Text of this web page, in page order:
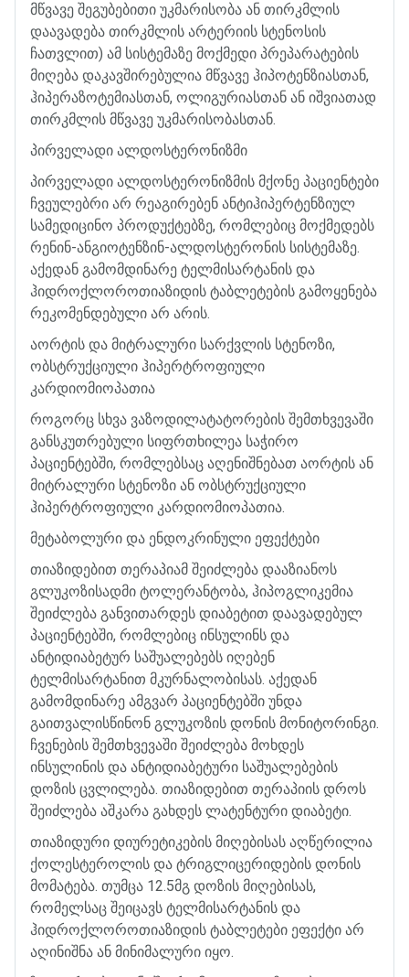
მწვავე შეგუბებითი უკმარისობა ან თირკმლის
დაავადება თირკმლის არტერიის სტენოსის
ჩათვლით) ამ სისტემაზე მოქმედი პრეპარატების
მიღება დაკავშირებულია მწვავე ჰიპოტენზიასთან,
ჰიპერაზოტემიასთან, ოლიგურიასთან ან იშვიათად
თირკმლის მწვავე უკმარისობასთან.
პირველადი ალდოსტერონიზმი
პირველადი ალდოსტერონიზმის მქონე პაციენტები
ჩვეულებრი არ რეაგირებენ ანტიჰიპერტენზიულ
სამედიცინო პროდუქტებზე, რომლებიც მოქმედებს
რენინ-ანგიოტენზინ-ალდოსტერონის სისტემაზე.
აქედან გამომდინარე ტელმისარტანის და
ჰიდროქლოროთიაზიდის ტაბლეტების გამოყენება
რეკომენდებული არ არის.
აორტის და მიტრალური სარქვლის სტენოზი,
ობსტრუქციული ჰიპერტროფიული
კარდიომიოპათია
როგორც სხვა ვაზოდილატატორების შემთხვევაში
განსკუთრებული სიფრთხილეა საჭირო
პაციენტებში, რომლებსაც აღენიშნებათ აორტის ან
მიტრალური სტენოზი ან ობსტრუქციული
ჰიპერტროფიული კარდიომიოპათია.
მეტაბოლური და ენდოკრინული ეფექტები
თიაზიდებით თერაპიამ შეიძლება დააზიანოს
გლუკოზისადმი ტოლერანტობა, ჰიპოგლიკემია
შეიძლება განვითარდეს დიაბეტით დაავადებულ
პაციენტებში, რომლებიც ინსულინს და
ანტიდიაბეტურ საშუალებებს იღებენ
ტელმისარტანით მკურნალობისას. აქედან
გამომდინარე ამგვარ პაციენტებში უნდა
გაითვალისწინონ გლუკოზის დონის მონიტორინგი.
ჩვენების შემთხვევაში შეიძლება მოხდეს
ინსულინის და ანტიდიაბეტური საშუალებების
დოზის ცვლილება. თიაზიდებით თერაპიის დროს
შეიძლება აშკარა გახდეს ლატენტური დიაბეტი.
თიაზიდური დიურეტიკების მიღებისას აღწერილია
ქოლესტეროლის და ტრიგლიცერიდების დონის
მომატება. თუმცა 12.5მგ დოზის მიღებისას,
რომელსაც შეიცავს ტელმისარტანის და
ჰიდროქლოროთიაზიდის ტაბლეტები ეფექტი არ
აღინიშნა ან მინიმალური იყო.